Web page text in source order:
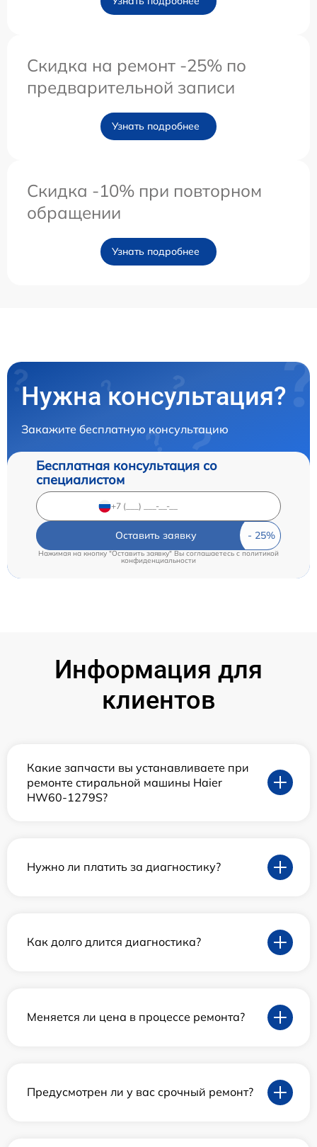
Скидка на ремонт -25% по
предварительной записи
Узнать подробнее
Скидка -10% при повторном
обращении
Узнать подробнее
Нужна консультация?
Закажите бесплатную консультацию
Бесплатная консультация со
специалистом
Оставить заявку
Нажимая на кнопку "Оставить заявку" Вы соглашаетесь cполитикой
конфиденциальности
Информация для
клиентов
Какие запчасти вы устанавливаете при
ремонте стиральной машины Haier
HW60-1279S?
Нужно ли платить за диагностику?
Как долго длится диагностика?
Меняется ли цена в процессе ремонта?
Предусмотрен ли у вас срочный ремонт?